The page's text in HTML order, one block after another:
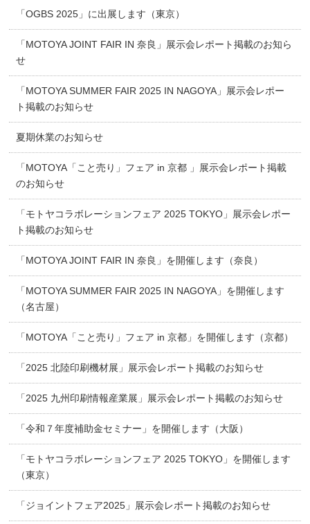
「OGBS 2025」に出展します（東京）
「MOTOYA JOINT FAIR IN 奈良」展示会レポート掲載のお知ら
せ
「MOTOYA SUMMER FAIR 2025 IN NAGOYA」展示会レポー
ト掲載のお知らせ
夏期休業のお知らせ
「MOTOYA「こと売り」フェア in 京都 」展示会レポート掲載
のお知らせ
「モトヤコラボレーションフェア 2025 TOKYO」展示会レポー
ト掲載のお知らせ
「MOTOYA JOINT FAIR IN 奈良」を開催します（奈良）
「MOTOYA SUMMER FAIR 2025 IN NAGOYA」を開催します
（名古屋）
「MOTOYA「こと売り」フェア in 京都」を開催します（京都）
「2025 北陸印刷機材展」展示会レポート掲載のお知らせ
「2025 九州印刷情報産業展」展示会レポート掲載のお知らせ
「令和７年度補助金セミナー」を開催します（大阪）
「モトヤコラボレーションフェア 2025 TOKYO」を開催します
（東京）
「ジョイントフェア2025」展示会レポート掲載のお知らせ